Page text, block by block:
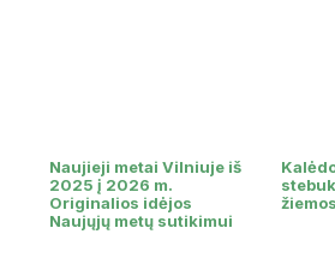
Naujieji metai Vilniuje iš
2025 į 2026 m.
Originalios idėjos
Naujųjų metų sutikimui